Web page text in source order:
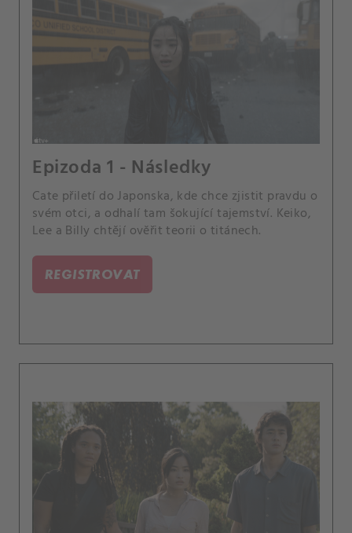
Epizoda 1 - Následky
Cate přiletí do Japonska, kde chce zjistit pravdu o
svém otci, a odhalí tam šokující tajemství. Keiko,
Lee a Billy chtějí ověřit teorii o titánech.
REGISTROVAT